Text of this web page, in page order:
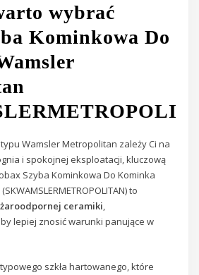
wybrać
Kominkowa Do
Wamsler Metropolitan zależy Ci na
i spokojnej eksploatacji, kluczową
Szyba Kominkowa Do Kominka
to
żaroodpornej ceramiki,
lepiej znosić warunki panujące w
szkła hartowanego, które